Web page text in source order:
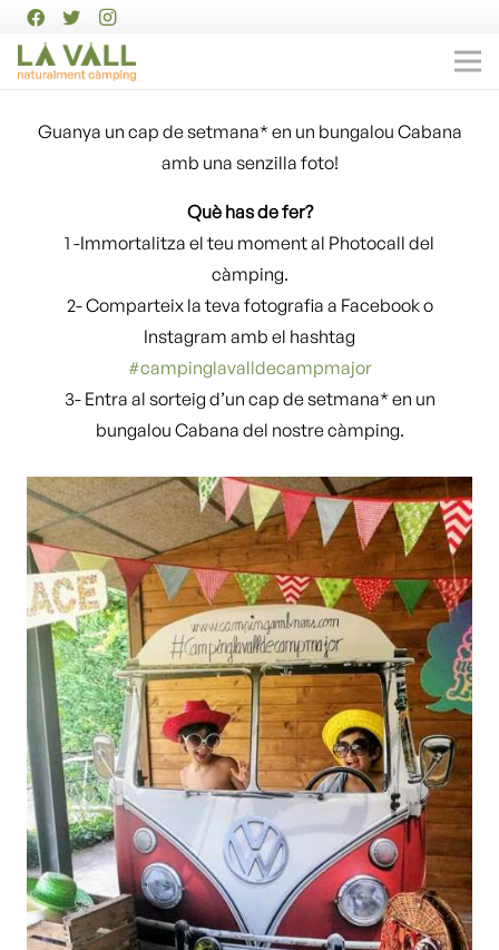
Guanya un cap de setmana* en un bungalou Cabana
amb una senzilla foto!
Què has de fer?
1 -Immortalitza el teu moment al Photocall del
càmping.
2- Comparteix la teva fotografia a Facebook o
Instagram amb el hashtag
#campinglavalldecampmajor
3- Entra al sorteig d’un cap de setmana* en un
bungalou Cabana del nostre càmping.